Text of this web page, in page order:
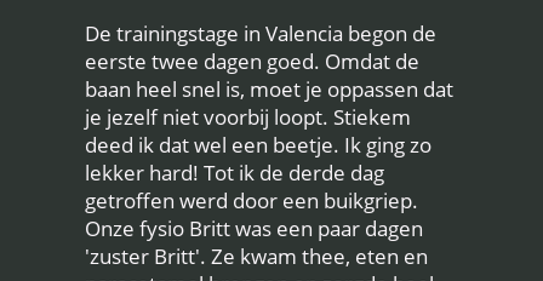
De trainingstage in Valencia begon de
eerste twee dagen goed. Omdat de
baan heel snel is, moet je oppassen dat
je jezelf niet voorbij loopt. Stiekem
deed ik dat wel een beetje. Ik ging zo
lekker hard! Tot ik de derde dag
getroffen werd door een buikgriep.
Onze fysio Britt was een paar dagen
'zuster Britt'. Ze kwam thee, eten en